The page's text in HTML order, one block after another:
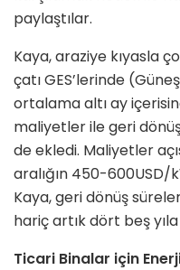
paylaştılar.
Kaya, araziye kıyasla
çatı GES’lerinde
ortalama altı ay
maliyetler ile geri
de ekledi. Maliyetler
aralığın 450-
Kaya, geri dönüş
hariç artık dört beş
Ticari Binalar için